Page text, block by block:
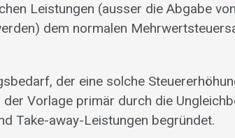
Leistungen (ausser die Abgabe
dem normalen
der eine solche
Vorlage primär durch die
Take-away-Leistungen begründet.